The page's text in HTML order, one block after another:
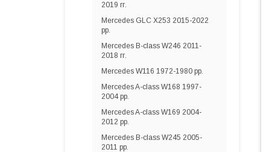
2019 гг.
Mercedes GLC X253 2015-2022
рр.
Mercedes B-class W246 2011-
2018 гг.
Mercedes W116 1972-1980 рр.
Mercedes A-сlass W168 1997-
2004 рр.
Mercedes A-сlass W169 2004-
2012 рр.
Mercedes B-class W245 2005-
2011 рр.